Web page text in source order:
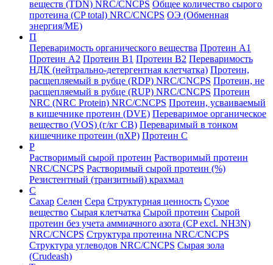
веществ (TDN) NRC/CNCPS Общее количество сырого
протеина (CP total) NRC/CNCPS ОЭ (Обменная
энергия/ME)
П
Переваримость органического вещества Протеин А1
Протеин А2 Протеин B1 Протеин B2 Переваримость
НДК (нейтрально-детергентная клетчатка) Протеин,
расщепляемый в рубце (RDP) NRC/CNCPS Протеин, не
расщепляемый в рубце (RUP) NRC/CNCPS Протеин
NRC (NRC Protein) NRC/CNCPS Протеин, усваиваемый
в кишечнике протеин (DVE) Переваримое органическое
вещество (VOS) (г/кг СВ) Переваримый в тонком
кишечнике протеин (nXP) Протеин С
Р
Растворимый сырой протеин Растворимый протеин
NRC/CNCPS Растворимый сырой протеин (%)
Резистентный (транзитный) крахмал
С
Сахар Селен Сера Структурная ценность Сухое
вещество Сырая клетчатка Сырой протеин Сырой
протеин без учета аммиачного азота (CP excl. NH3N)
NRC/CNCPS Структура протеина NRC/CNCPS
Структура углеводов NRC/CNCPS Сырая зола
(Crudeash)